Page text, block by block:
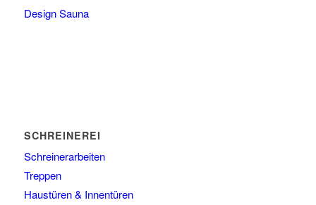
Design Sauna
SCHREINEREI
Schreinerarbeiten
Treppen
Haustüren & Innentüren